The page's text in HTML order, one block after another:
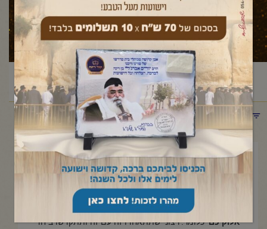
ראשי /מאמר לשבת/ ויקרא/אחרי מות /פרשת אחרי מות –
קדושים
תפריט קטגוריות
פרשת אחרי מות – קדושים
ז' אייר תשפ"ג
אומר לנו הקב"ה:
"קדושים תהיו כי קדוש אני ה'
אלוקיכם"כלומר:'רצוני שתתאחדו זה עם זה ותתקדשו ביחד